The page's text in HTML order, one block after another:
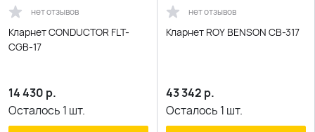
нет отзывов
Кларнет CONDUCTOR FLT-
CGB-17
14 430 р.
Осталось 1 шт.
нет отзывов
Кларнет ROY BENSON CB-317
43 342 р.
Осталось 1 шт.